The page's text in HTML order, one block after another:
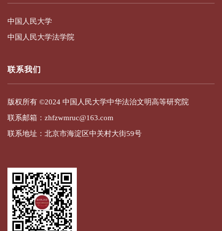
中国人民大学
中国人民大学法学院
联系我们
版权所有 ©2024 中国人民大学中华法治文明高等研究院
联系邮箱：zhfzwmruc@163.com
联系地址：北京市海淀区中关村大街59号